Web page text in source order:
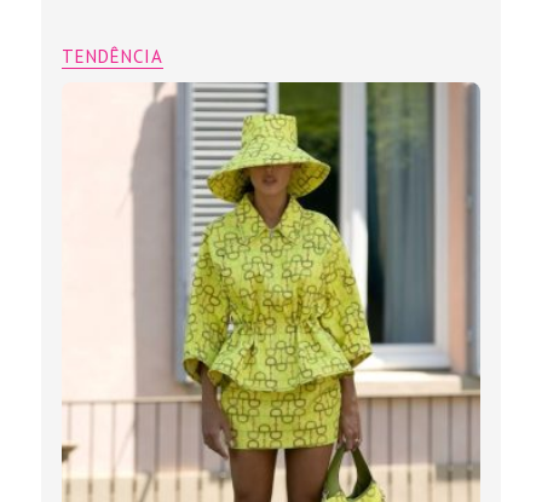
TENDÊNCIA